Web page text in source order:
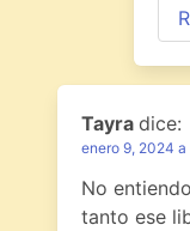
Tayra dice:
enero 9, 2024 a
No
tanto ese